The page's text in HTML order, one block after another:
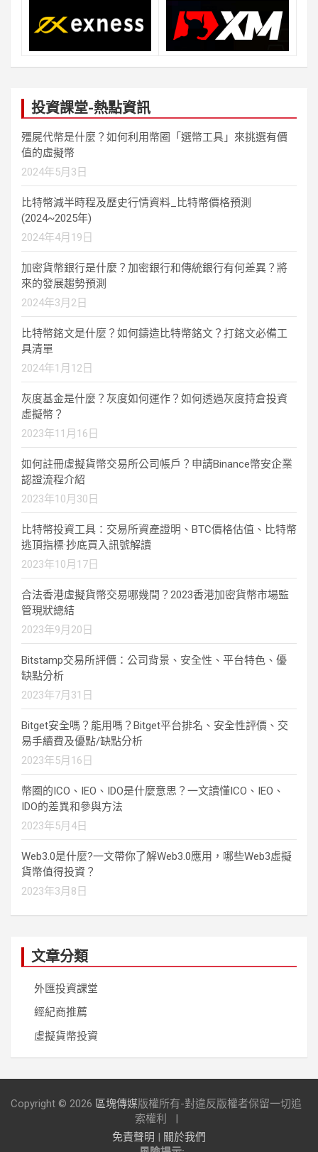
投資課堂-熱點資訊
殭屍代幣是什麼？如何利用幣圈「選幣工具」來挑選有價
值的虛擬幣
2024年5月3日
比特幣減半時程及歷史行情資料_比特幣價格預測
(2024~2025年)
2024年4月19日
加密貨幣銀行是什麼？加密銀行和傳統銀行有何差異？將
來的發展趨勢預測
2024年3月2日
比特幣銘文是什麼？如何鑄造比特幣銘文？打銘文必備工
具清單
2024年1月12日
灰度基金是什麼？灰度如何運作？如何透過灰度持倉投資
虛擬幣？
2023年11月16日
如何註冊虛擬貨幣交易所公司帳戶？申請Binance幣安企業
認證流程介紹
2023年10月30日
比特幣投資工具：交易所資產證明、BTC價格估值、比特幣
逃頂指標·抄底買入訊號解讀
2023年10月17日
合法香港虛擬貨幣交易哪幾間？2023香港加密貨幣市場監
管現狀總結
2023年9月20日
Bitstamp交易所評價：公司背景、安全性、平台特色、優
缺點分析
2023年7月31日
Bitget安全嗎？能用嗎？Bitget平台排名、安全性評價、交
易手續費及優點/缺點分析
2023年5月16日
幣圈的ICO、IEO、IDO是什麼意思？一文讀懂ICO、IEO、
IDO的差異和參與方法
2023年5月4日
Web3.0是什麼?一文帶你了解Web3.0應用，哪些Web3虛擬
貨幣值得投資？
2023年3月8日
文章分類
外匯投資課堂
經紀商推薦
虛擬貨幣投資
Copyright © 2026 區塊傳媒版權所有-對違反版權者保留一切追
索權利
免責聲明 | 關於我們